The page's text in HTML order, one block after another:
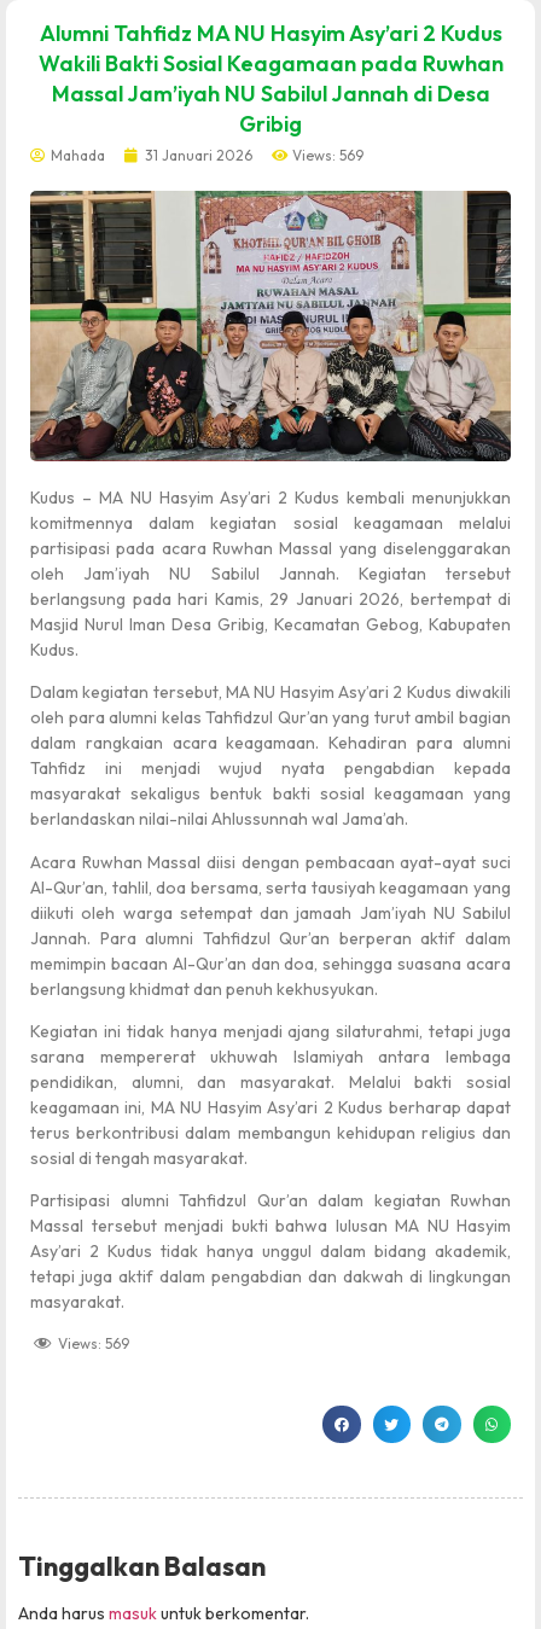
Alumni Tahfidz MA NU Hasyim Asy’ari 2 Kudus
Wakili Bakti Sosial Keagamaan pada Ruwhan
Massal Jam’iyah NU Sabilul Jannah di Desa
Gribig
Mahada 31 Januari 2026 Views: 569
Kudus – MA NU Hasyim Asy’ari 2 Kudus kembali menunjukkan
komitmennya dalam kegiatan sosial keagamaan melalui
partisipasi pada acara Ruwhan Massal yang diselenggarakan
oleh Jam’iyah NU Sabilul Jannah. Kegiatan tersebut
berlangsung pada hari Kamis, 29 Januari 2026, bertempat di
Masjid Nurul Iman Desa Gribig, Kecamatan Gebog, Kabupaten
Kudus.
Dalam kegiatan tersebut, MA NU Hasyim Asy’ari 2 Kudus diwakili
oleh para alumni kelas Tahfidzul Qur’an yang turut ambil bagian
dalam rangkaian acara keagamaan. Kehadiran para alumni
Tahfidz ini menjadi wujud nyata pengabdian kepada
masyarakat sekaligus bentuk bakti sosial keagamaan yang
berlandaskan nilai-nilai Ahlussunnah wal Jama’ah.
Acara Ruwhan Massal diisi dengan pembacaan ayat-ayat suci
Al-Qur’an, tahlil, doa bersama, serta tausiyah keagamaan yang
diikuti oleh warga setempat dan jamaah Jam’iyah NU Sabilul
Jannah. Para alumni Tahfidzul Qur’an berperan aktif dalam
memimpin bacaan Al-Qur’an dan doa, sehingga suasana acara
berlangsung khidmat dan penuh kekhusyukan.
Kegiatan ini tidak hanya menjadi ajang silaturahmi, tetapi juga
sarana mempererat ukhuwah Islamiyah antara lembaga
pendidikan, alumni, dan masyarakat. Melalui bakti sosial
keagamaan ini, MA NU Hasyim Asy’ari 2 Kudus berharap dapat
terus berkontribusi dalam membangun kehidupan religius dan
sosial di tengah masyarakat.
Partisipasi alumni Tahfidzul Qur’an dalam kegiatan Ruwhan
Massal tersebut menjadi bukti bahwa lulusan MA NU Hasyim
Asy’ari 2 Kudus tidak hanya unggul dalam bidang akademik,
tetapi juga aktif dalam pengabdian dan dakwah di lingkungan
masyarakat.
Views: 569
Tinggalkan Balasan
Anda harus masukuntuk berkomentar.